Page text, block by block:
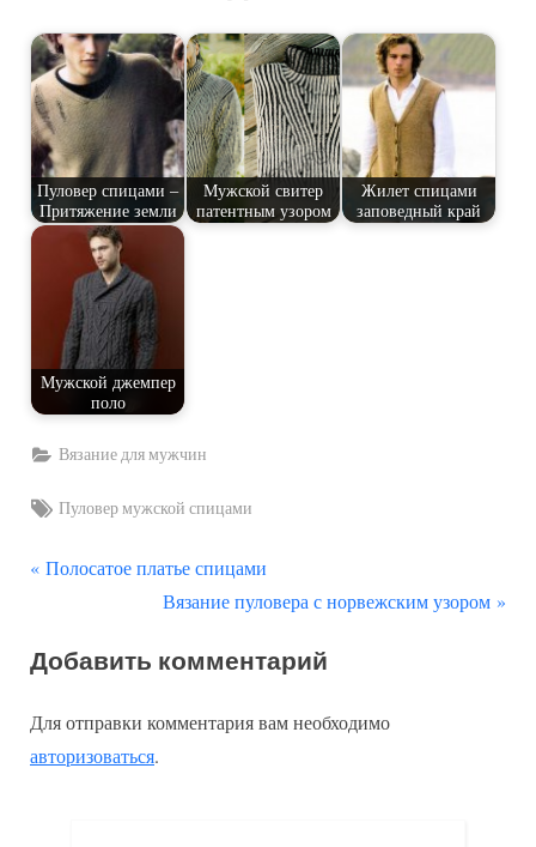
Пуловер спицами –
Притяжение земли
Мужской свитер
патентным узором
Жилет спицами
заповедный край
Мужской джемпер
поло
Вязание для мужчин
Tags:
Пуловер мужской спицами
Навигация
записям
П
д
д
у
Полосатое платье спицами
С
е
у
Вязание пуловера с норвежским узором
Добавить комментарий
Для отправки комментария вам необходимо
авторизоваться.